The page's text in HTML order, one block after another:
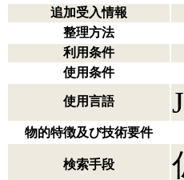
追加受入情報
整理方法
利用条件
使用条件
使用言語
物的特徴及び技術要件
検索手段